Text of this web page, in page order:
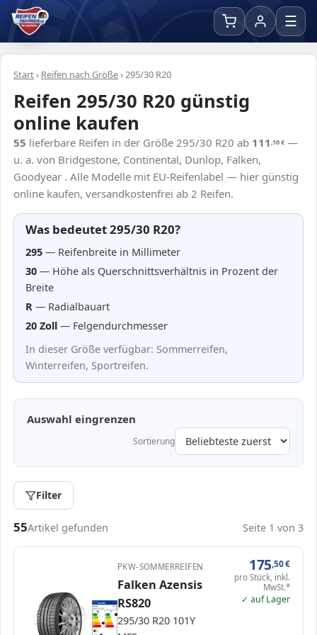
☰
Start› Reifen nach Größe›295/30 R20
Reifen 295/30 R20 günstig
online kaufen
55 lieferbare Reifen in der Größe 295/30 R20 ab 111,10€ —
u. a. von Bridgestone, Continental, Dunlop, Falken,
Goodyear . Alle Modelle mit EU-Reifenlabel — hier günstig
online kaufen, versandkostenfrei ab 2 Reifen.
Was bedeutet 295/30 R20?
295 — Reifenbreite in Millimeter
30 — Höhe als Querschnittsverhältnis in Prozent der
Breite
R — Radialbauart
20 Zoll — Felgendurchmesser
In dieser Größe verfügbar: Sommerreifen,
Winterreifen, Sportreifen.
Auswahl eingrenzen
Sortierung
Filter
Passende Reifen in 295/30 R20
55Artikel gefunden Seite 1 von 3
ENERG
Falken 355716
295/30 R20 101Y C1
C C
PKW-SOMMERREIFEN
Falken Azensis
RS820
295/30 R20 101Y
175,50€
pro Stück, inkl.
MwSt.*
✓ auf Lager